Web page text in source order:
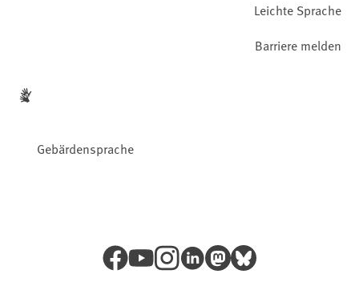
Leichte Sprache
Gebärdensprache
Barriere melden